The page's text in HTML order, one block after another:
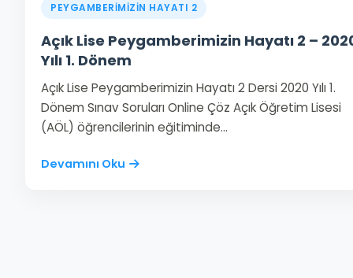
PEYGAMBERİMİZİN HAYATI 2
Açık Lise Peygamberimizin Hayatı 2 –
Yılı 1. Dönem
Açık Lise Peygamberimizin Hayatı 2 Dersi 2020 Yılı 1.
Dönem Sınav Soruları Online Çöz Açık Öğretim Lisesi
(AÖL) öğrencilerinin eğitiminde…
Devamını Oku